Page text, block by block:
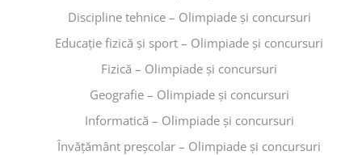
Discipline tehnice – Olimpiade și concursuri
Educaţie fizică şi sport – Olimpiade și concursuri
Fizică – Olimpiade și concursuri
Geografie – Olimpiade și concursuri
Informatică – Olimpiade și concursuri
Învăţământ preşcolar – Olimpiade și concursuri